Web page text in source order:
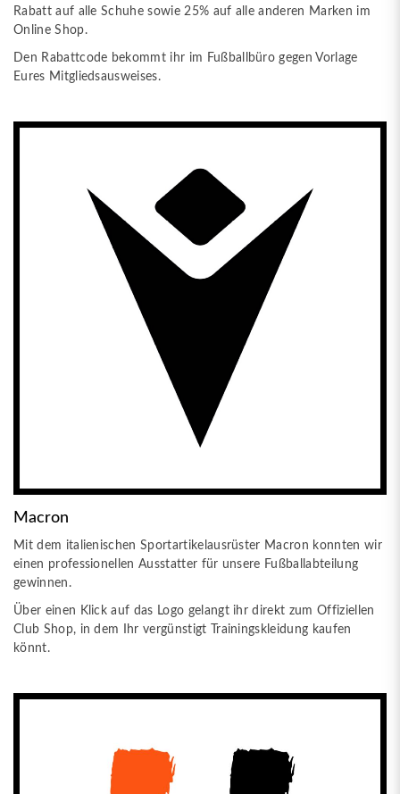
Rabatt auf alle Schuhe sowie 25% auf alle anderen Marken im
Online Shop.
Den Rabattcode bekommt ihr im Fußballbüro gegen Vorlage
Eures Mitgliedsausweises.
Macron
Mit dem italienischen Sportartikelausrüster Macron konnten wir
einen professionellen Ausstatter für unsere Fußballabteilung
gewinnen.
Über einen Klick auf das Logo gelangt ihr direkt zum Offiziellen
Club Shop, in dem Ihr vergünstigt Trainingskleidung kaufen
könnt.